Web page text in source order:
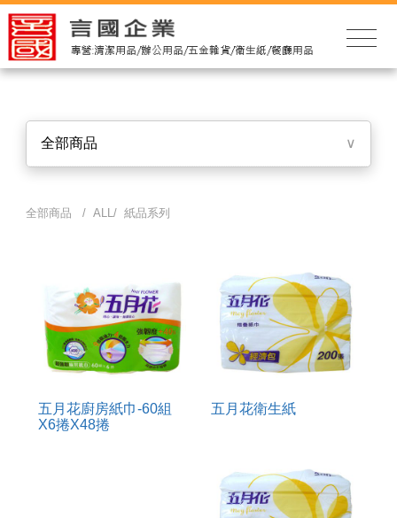
全部商品 ∨
全部商品 / ALL/ 紙品系列
五月花廚房紙巾-60組
X6捲X48捲
五月花衛生紙